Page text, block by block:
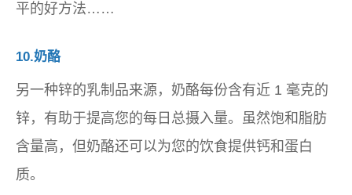
平的好方法……
10.奶酪
另一种锌的乳制品来源，奶酪每份含有近 1 毫克的
锌，有助于提高您的每日总摄入量。虽然饱和脂肪
含量高，但奶酪还可以为您的饮食提供钙和蛋白
质。